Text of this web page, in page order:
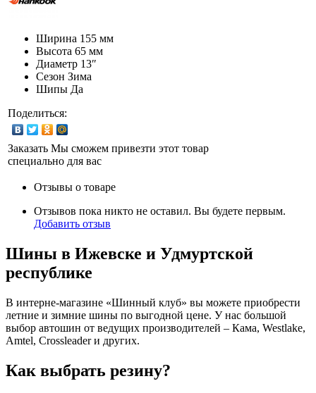
Ширина 155 мм
Высота 65 мм
Диаметр 13″
Сезон Зима
Шипы Да
Поделиться:
Заказать Мы сможем привезти этот товар
специально для вас
Отзывы о товаре
Отзывов пока никто не оставил. Вы будете первым.
Добавить отзыв
Шины в Ижевске и Удмуртской
республике
В интерне-магазине «Шинный клуб» вы можете приобрести
летние и зимние шины по выгодной цене. У нас большой
выбор автошин от ведущих производителей – Кама, Westlake,
Amtel, Crossleader и других.
Как выбрать резину?